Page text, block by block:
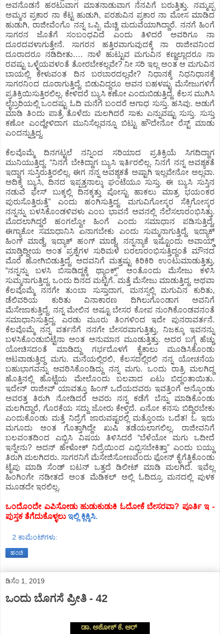
ಅವನೊಡನೆ ಹರಟುವಾಗ ಮಾತನಾಡುವಾಗ ನೆನಪಿಗೆ ಬರುತ್ತಿತ್ತು. ನಮ್ಮಪ್ಪ
ಅಮ್ಮನ ಪ್ರಕಾರ ನಾ ಕೆಟ್ಟ ಹುಡುಗಿ, ಪರಶುವಿನ ಪ್ರಕಾರ ನಾ ಮೋಸ ಮಾಡಿದ
ಹುಡುಗಿ, ರಾಜೀವೆಂಗೊ ನನ್ನ ಒಪ್ಪಿ ಮೆಚ್ಚಿ ಮದುವೆಯಾಗಿದ್ದಾರೆ. ನನಗೆ ಹಿಂಗೆ
ಸಾಗರನ ಜೊತೆಗೆ ಸಂಬಂಧವಿದೆ ಎಂದು ತಿಳಿದರೆ ಅವರಿಗೂ ನಾ
ದೂರದವಳಾಗುತ್ತೇನೆ. ಸಾಗರನ ಹತ್ತಿರವಾಗುವುದಕ್ಕೆ ನಾ ರಾಜೀವನಿಂದ
ದೂರಾದರೂ ನಡಿದೀತು…. ನಾಳೆ ಹುಟ್ಟುವ ಮಗುವಿನ ಕಣ್ಣಲ್ಲಾದರೂ ನಾ
ರವಷ್ಟು ಒಳ್ಳೆಯವಳಂತೆ ತೋರಬೇಕಲ್ಲವೇ? ನೀ ಸರಿ ಇಲ್ಲ ಅಂತ ಆ ಮಗುವಿನ
ಬಾಯಲ್ಲಿ ಕೇಳುವಂತ ದಿನ ಬರಬಾರದಲ್ಲವೇ? ನಿಧಾನಕ್ಕೆ ನಿಧನಿಧಾನಕ್ಕೆ
ಸಾಗರನಿಂದ ದೂರಾಗುತ್ತಿದ್ದೆ. ಬಿಡುವಿದ್ದರೂ ಅವನ ಬಹಳಷ್ಟು ಮೆಸೇಜುಗಳಿಗೆ
ಪ್ರತಿಕ್ರಿಯಿಸುತ್ತಿರಲಿಲ್ಲ. ಕೇಳಿದರೆ ಬ್ಯುಸಿ ಕಣೋ ಎಂದುಬಿಡುತ್ತಿದ್ದೆ. ಕೆಲಸ ಮುಗಿಸಿ
ಲೈಬ್ರರಿಯಲ್ಲಿ ಒಂದಷ್ಟು ಓದಿ ಮನೆಗೆ ಬಂದರೆ ಅಗಾಧ ಸುಸ್ತು. ಹಸಿವು. ಅಡುಗೆ
ಮಾಡಿ ತಿಂದು ಪಾತ್ರೆ ತೊಳೆದು ಮಲಗಿದರೆ ಸಾಕು ಎನ್ನುವಷ್ಟು ಸುಸ್ತು. ಸುಸ್ತು
ಕಣೋ ಎಂದ್ಹೇಳಿದಾಗ ಮುನಿಸೆಲ್ಲವನ್ನೂ ಬಿಟ್ಟು ಹೌದೇನೋ ರೆಸ್ಟ್‌ ಮಾಡು
ಎಂದನ್ನುತ್ತಿದ್ದ.
ಕೆಲವೊಮ್ಮೆ ದಿನಗಟ್ಟಲೆ ನನ್ನಿಂದ ಸರಿಯಾದ ಪ್ರತಿಕ್ರಿಯೆ ಸಿಗದಿದ್ದಾಗ
ಮುನಿಯುತ್ತಿದ್ದ. “ನಿನಗೆ ಬೇಕಿದ್ದಾಗ ಬ್ಯುಸಿ ಇರ್ತಿರಲಿಲ್ಲ. ನಿನಗೆ ನನ್ನ ಅವಶ್ಯಕತೆ
ಇದ್ದಾಗ ಸುಸ್ತಿರುತ್ತಿರಲಿಲ್ಲ. ಈಗ ನನ್ನ ಅವಶ್ಯಕತೆ ಅಷ್ಟಾಗಿ ಇಲ್ಲವೇನೋ ಅಲ್ಲವಾ.
ಅದಿಕ್ಕೆ ಬ್ಯುಸಿ, ದಿನದ ಇಪ್ಪತ್ತನಾಲ್ಕು ಘಂಟೆಯೂ ಸುಸ್ತು. ಈ ಬ್ಯುಸಿ ಸುಸ್ತಿನ
ನಡುವೆ ಫೇಸ್‌ ಬುಕ್ಕಲ್ಲಿ ದಿನಕ್ಕತ್ತು ಪೋಸ್ಟು ಹಾಕಲು ಮಾತ್ರ ಭಯಂಕರ
ಪುರುಸೊತ್ತಿರುತ್ತೆ” ಎಂದು ಹಂಗಿಸುತ್ತಿದ್ದ. ಮಗುವಿಗೋಸ್ಕರ ಸೆಕ್ಸಿಗೋಸ್ಕರ
ನನ್ನನ್ನು ಬಳಸಿಕೊಂಡಳಿವಳು ಎಂಬ ಭಾವನೆ ಅವನಲ್ಲಿ ನೆಲೆಸಲಾರಂಭಿಸಿತ್ತು.
ಮೊದಲಾಗಿದ್ದರೆ ಹಂಗಲ್ವೋ ಹಿಂಗೆ ಎಂದು ಸಮಾಧಾನ ಪಡಿಸುತ್ತಿದ್ದೆ,
ಈಗ್ಯಾಕೋ ಸಮಾಧಾನಿಸಿ ಏನಾಗಬೇಕು ಎಂದು ಸುಮ್ಮನಾಗುತ್ತಿದ್ದೆ. ಇದ್ಯಾಕ್‌
ಹಿಂಗ್‌ ಮಾಡ್ದೆ, ಇದ್ಯಾಕ್‌ ಹಂಗ್‌ ಮಾಡ್ದೆ, ನನ್ನನ್ಯಾಕೆ ಇಷ್ಟೊಂದು ಅವಾಯ್ಡ್‌
ಮಾಡ್ತಿದ್ದೀಯ ಅಂತ ಪ್ರಶ್ನೆಗಳ ಸುರಿಮಳೆ ಬರಲಾರಂಭಿಸುತ್ತಿದ್ದಂತೆ ಮೌನದ
ಮೊರೆ ಹೋಗಿಬಿಡುತ್ತಿದ್ದೆ. ಅದವನಿಗೆ ಮತ್ತಷ್ಟು ಕಿರಿಕಿರಿ ಉಂಟುಮಾಡುತ್ತಿತ್ತು,
“ನನ್ನನ್ನು ಬಳಸಿ ಬಿಸಾಡಿದ್ದಕ್ಕೆ ಥ್ಯಾಂಕ್ಸ್‌” ಅಂತೊಂದು ಮೆಸೇಜು ಕಳಿಸಿ
ಸುಮ್ಮನಾಗುತ್ತಿದ್ದ. ಒಂದು ದಿನದ ಮಟ್ಟಿಗೆ. ಮತ್ತೆ ಮೆಸೇಜು ಮಾಡುತ್ತಿದ್ದ. ಅಥವಾ
ಕೆಲವೊಮ್ಮೆ ನನಗೇ ತುಂಬಾ ಸುಸ್ತಾದಾಗ, ಮನಸ್ಸಲ್ಲಿ ಮಗುವಿನ ಕುರಿತು,
ಡೆಲಿವರಿಯ ಕುರಿತು ವಿನಾಕಾರಣ ದಿಗಿಲುಗೊಂಡಾಗ ಅವನಿಗೆ
ಮೆಸೇಜಾಕುತ್ತಿದ್ದೆ. ನನ್ನ ಮೇಲಿನ ಅಷ್ಟೂ ಬೇಸರ ಕೋಪ ನುಂಗಿಕೊಂಡವನಂತೆ
ಸಮಾಧಾನಿಸುತ್ತಿದ್ದ. ಎರಡು ಮೂರು ತಿಂಗಳಿಂದ ಇದೇ ಪುನರಾವರ್ತನೆ.
ಕೆಲವೊಮ್ಮೆ ನನ್ನ ವರ್ತನೆಗೆ ನನಗೇ ಬೇಸರವಾಗುತ್ತಿತ್ತು, ನಿಜಕ್ಕೂ ಇವನನ್ನು
ಬಳಸಿಕೊಂಡುಬಿಟ್ಟೆನಾ ಅಂತ ಅನುಮಾನ ಮೂಡುತ್ತಿತ್ತು. ಅದರ ಬಗ್ಗೆ ಹೆಚ್ಚು
ಯೋಚಿಸದಂತೆ ಮಾಡಿದ್ದು ಗರ್ಭದೊಳಗೆ ಕೈಕಾಲು ಮೂಡಿಸಿಕೊಂಡು
ಆಟವಾಡುತ್ತಿದ್ದ ಮಗು. ಮನೆಯಲ್ಲಿರಲಿ, ಕೆಲಸದಲ್ಲಿರಲಿ ನನ್ನ ಯೋಚನೆಯ
ಬಹುಭಾಗವನ್ನು ಆವರಿಸಿಕೊಂಡಿದ್ದು ನನ್ನ ಮಗು. ಒಂದು ರಾತ್ರಿ ಮಲಗಿದ್ದ
ಹೊತ್ತಿನಲ್ಲಿ ಹೊಟ್ಟೆಯ ಮೇಲೊಂದು ಬಲವಾದ ಏಟು ಬಿದ್ದಂತಾಯಿತು.
ಇದೇನ್‌ ರಾಜೀವ್‌ ಯಾವತ್ತೂ ಹಿಂಗ್‌ ಒದೆಯದವರು ಇವತ್ತಿಂಗೆ ಅನ್ಕೊಂಡು
ಅವರತ್ತ ತಿರುಗಿ ನೋಡಿದರೆ ಅವರು ನನ್ನ ಕಡೆಗೆ ಬೆನ್ನು ಮಾಡಿಕೊಂಡು
ಮಲಗಿದ್ದಾರೆ, ಗೊರಕೆಯ ಸದ್ದು ಜೋರು ಕೇಳ್ತಿದೆ. ಏನೋ ಕನಸು ಬಿದ್ದಿರಬೇಕು
ಎಂದುಕೊಂಡು ಮತ್ತೆ ನಿದ್ರೆಗೆ ಜಾರುವಷ್ಟರಲ್ಲಿ ಮತ್ತೊಂದು ಒದೆತ! ಓ ಇದು
ಮಗೂದು ಅಂತ ಗೊತ್ತಾಗಿದ್ದೇ ಖುಷಿ ತಡೆಯಲಾಗಲಿಲ್ಲ. ರಾಜೀವನಿಗೆ
ಬಲವಂತದಿಂದ ಎಬ್ಬಿಸಿ ವಿಷಯ ತಿಳಿಸಿದರೆ “ಬೆಳೆಯೋ ಮಗು ಒದೀದೆ
ಇನ್ನೇನು? ಅದನ್‌ ಹೇಳೋಕ್‌ ನಿದ್ರೆಯಿಂದ ಎಬ್ಬಿಸಬೇಕಿತ್ತಾ” ಎಂದು ಬಯ್ದು
ತಿರುಗಿ ಮಲಗಿದರು. ಸಾಗರನಿಗೆ ಮೆಸೇಜಿಸೋಣವೆಂದು ಫೋನ್‌ ಕೈಗೆತ್ತಿಕೊಂಡು
ಟೈಪು ಮಾಡಿ ಸೆಂಡ್‌ ಬಟನ್‌ ಒತ್ತದೆ ಡಿಲೀಟ್‌ ಮಾಡಿ ಮಲಗಿದೆ. ಇವೆಲ್ಲ
ಹಿಂಗಿಂಗೇ ನಡೀತದೆ ಅಂತ ಮೆಡಿಕಲ್‌ ಅಲ್ಲಿ ಓದಿದ್ರೂ ಮನದಲ್ಲಿ ಪುಳಕ
ಮೂಡದೇ ಇರಲಿಲ್ಲ.
ಒಂದೊಂದೇ ಎಪಿಸೋಡು ಹುಡುಕುಡುಕಿ ಓದೋಕೆ ಬೇಸರವಾ? ಪೂರ್ತಿ ಇ -
ಪುಸ್ತಕ ತೆಗೆದುಕೊಳ್ಳಲುಇಲ್ಲಿ ಕ್ಲಿಕ್ಕಿಸಿ.
2 ಕಾಮೆಂಟ್‌ಗಳು:
ಹಂಚಿ
ಡಿಸೆಂ 1, 2019
ಒಂದು ಬೊಗಸೆ ಪ್ರೀತಿ - 42